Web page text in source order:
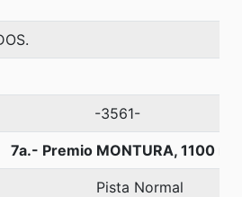
-3561-
7a.- Premio MONTURA, 1100
Pista Normal